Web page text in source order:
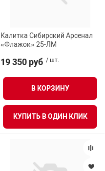
Калитка Сибирский Арсенал
«Флажок» 25-ЛМ
19 350 руб / шт.
В КОРЗИНУ
КУПИТЬ В ОДИН КЛИК